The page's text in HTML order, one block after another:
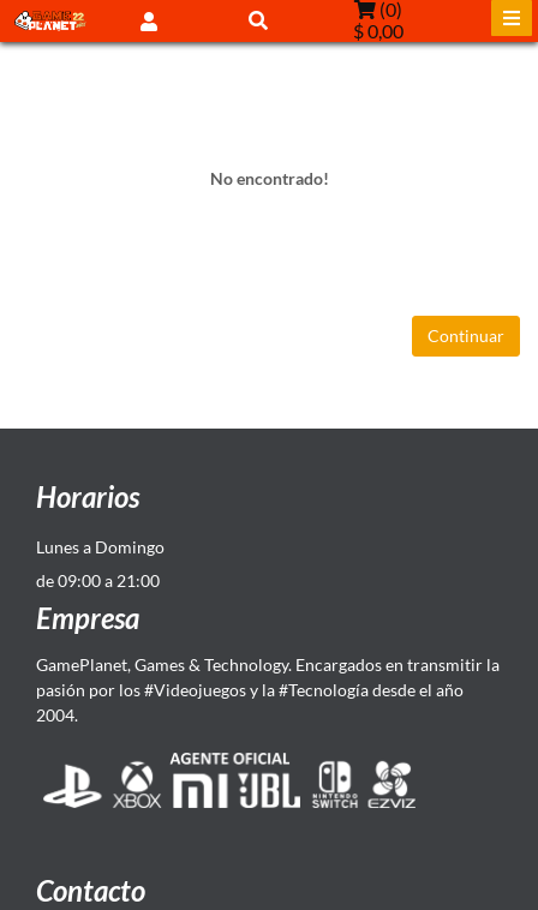
(0)
$ 0,00
No encontrado!
Continuar
Horarios
Lunes a Domingo
de 09:00 a 21:00
Empresa
GamePlanet, Games & Technology. Encargados en transmitir la
pasión por los #Videojuegos y la #Tecnología desde el año
2004.
Contacto